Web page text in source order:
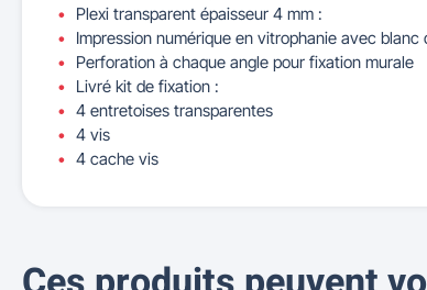
Plexi transparent épaisseur 4 mm :
Impression numérique en vitrophanie avec
Perforation à chaque angle pour fixation murale
Livré kit de fixation :
4 entretoises transparentes
4 vis
4 cache vis